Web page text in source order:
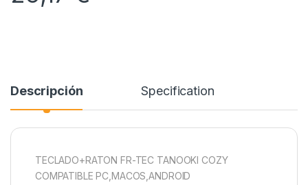
Descripción Specification
TECLADO+RATON FR-TEC TANOOKI COZY
COMPATIBLE PC,MACOS,ANDROID